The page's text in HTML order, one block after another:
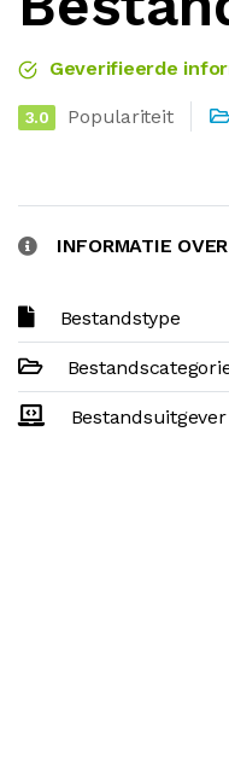
Geverifieerde
3.0 Populariteit
INFORMATIE
Bestandstype
Bestandsuitgever